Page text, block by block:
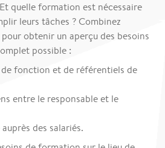
quelle formation est nécessaire
leurs tâches ? Combinez
obtenir un aperçu des besoins
possible :
fonction et de référentiels de
entre le responsable et le
des salariés.